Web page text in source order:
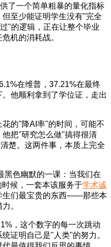
了一个简单粗暴的量化指标
至少能证明学生没有"完全
"的逻辑，正在让整个毕业
机的消耗战。
在维普，37.21%在最终
他顺利拿到了学位证，走出
的"降AI率"的时间，可能不
把"研究怎么做"搞得很清
楚。这两件事，本质上完全
黑色幽默的一课：当我们在
候，一套本该服务于学术诚
生们最宝贵的东西——那些本
。
，这个数字的每一次跳动
证明自己是"人类"的努力。